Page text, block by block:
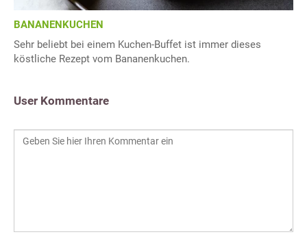
BANANENKUCHEN
Sehr beliebt bei einem Kuchen-Buffet ist immer dieses
köstliche Rezept vom Bananenkuchen.
User Kommentare